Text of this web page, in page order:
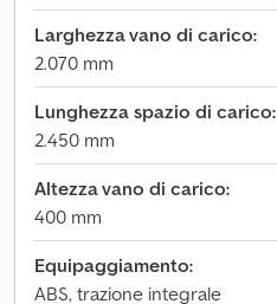
Larghezza vano di carico:
2.070 mm
Lunghezza spazio di carico:
2.450 mm
Altezza vano di carico:
400 mm
Equipaggiamento:
ABS, trazione integrale